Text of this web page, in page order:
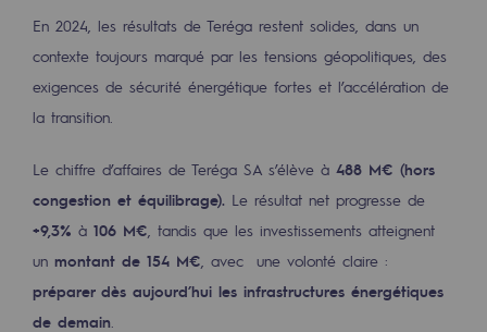
2050 : un monde d’énergies
Objectif Hydrogène
CCUS Objectif Zéro CO2
Le Labo
Acteur engagé
Acteur engagé
En 2024, les résultats de Teréga restent solides, dans un
contexte toujours marqué par les tensions géopolitiques, des
exigences de sécurité énergétique fortes et l’accélération de
la transition.
Le chiffre d’affaires de Teréga SA s’élève à 488 M€ (hors
congestion et équilibrage). Le résultat net progresse de
+9,3% à 106 M€ , tandis que les investissements atteignent
un montant de 154 M€ , avec une volonté claire :
préparer dès aujourd’hui les infrastructures énergétiques
de demain